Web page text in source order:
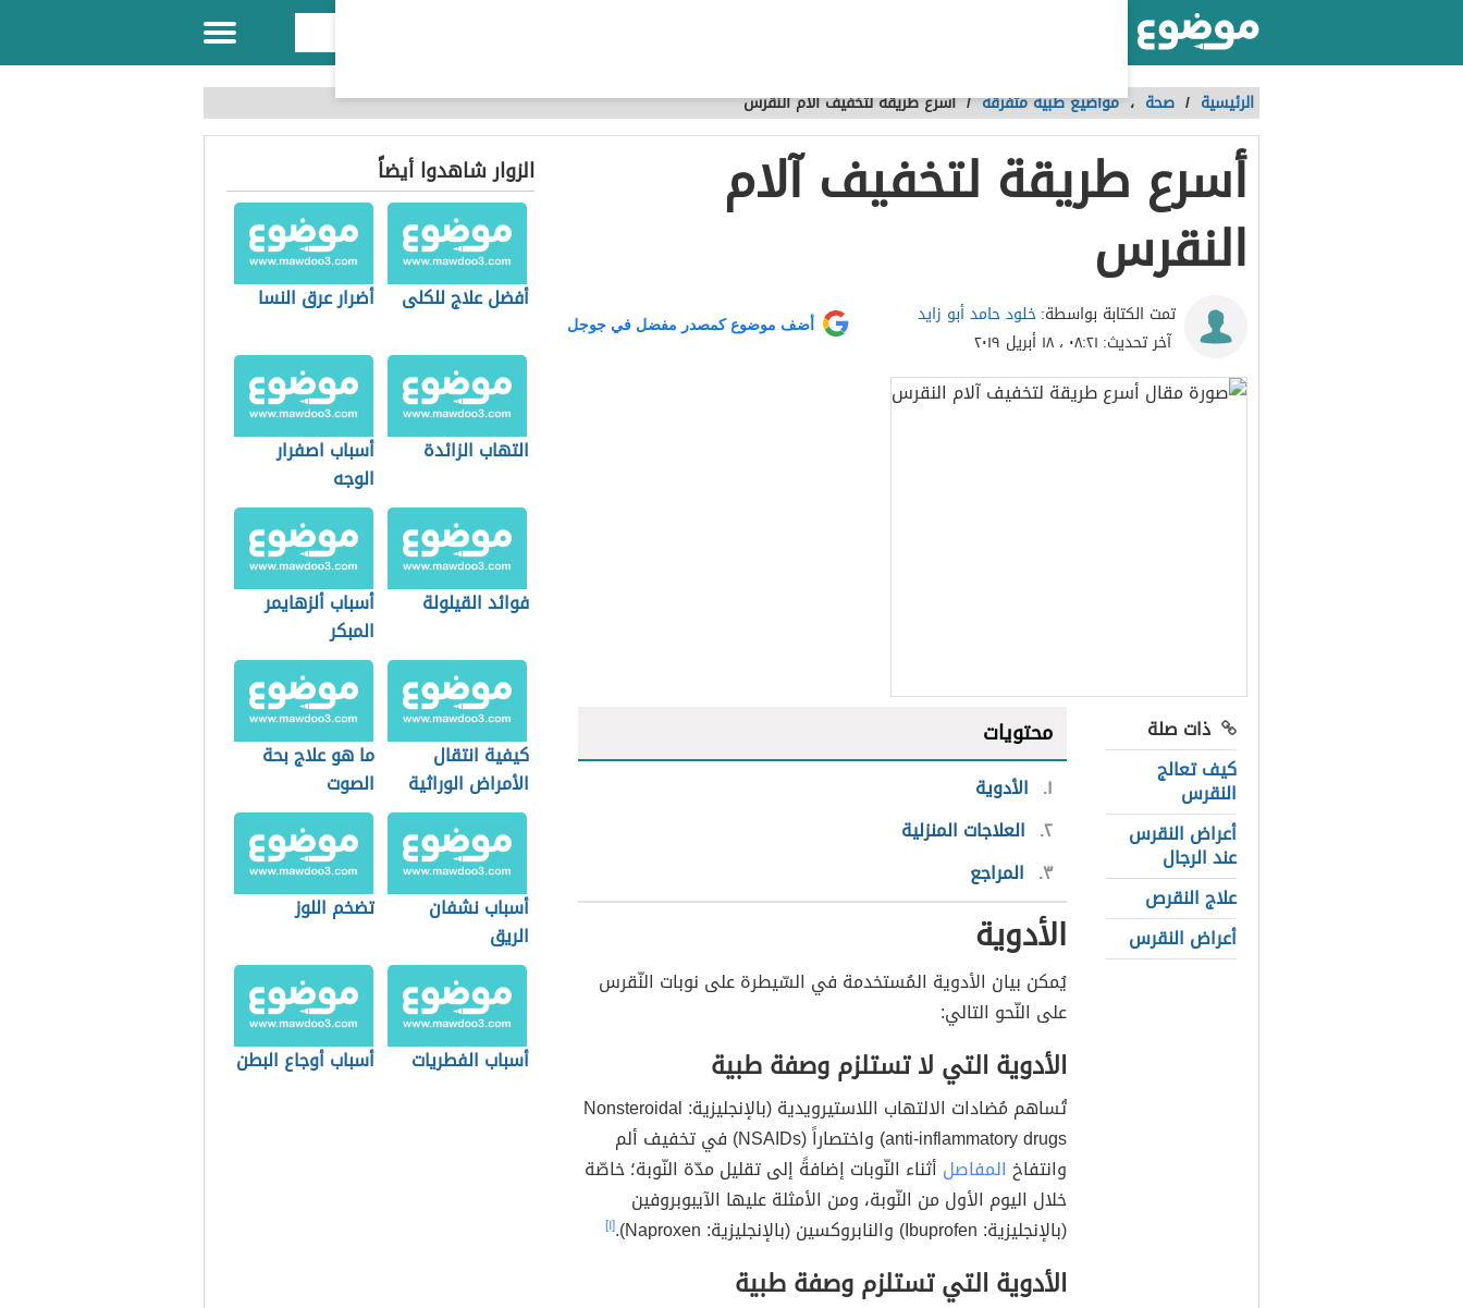
الرئيسية / صحة ،مواضيع طبية متفرقة /أسرع طريقة لتخفيف آلام النقرس
أسرع طريقة لتخفيف آلام
النقرس
تمت الكتابة بواسطة:خلود حامد أبو زايد
آخر تحديث: ٠٨:٢١ ، ١٨ أبريل ٢٠١٩
أضف موضوع كمصدر مفضل في جوجل
ذات صلة
كيف تعالج
النقرس
أعراض النقرس
عند الرجال
علاج النقرص
أعراض النقرس
محتويات
١ الأدوية
٢ العلاجات المنزلية
٣ المراجع
الأدوية
يُمكن بيان الأدوية المُستخدمة في السّيطرة على نوبات النّقرس
على النّحو التالي:
الأدوية التي لا تستلزم وصفة طبية
تُساهم مُضادات الالتهاب اللاستيرويدية (بالإنجليزية: Nonsteroidal
anti-inflammatory drugs) واختصاراً (NSAIDs) في تخفيف ألم
وانتفاخ المفاصل أثناء النّوبات إضافةً إلى تقليل مدّة النّوبة؛ خاصّة
خلال اليوم الأول من النّوبة، ومن الأمثلة عليها الآيبوبروفين
(بالإنجليزية: Ibuprofen) والنابروكسين (بالإنجليزية: Naproxen).
[١]
الأدوية التي تستلزم وصفة طبية
الزوار شاهدوا أيضاً
أفضل علاج للكلى أضرار عرق النسا
التهاب الزائدة
أسباب اصفرار
الوجه
فوائد القيلولة
أسباب ألزهايمر
المبكر
كيفية انتقال
الأمراض الوراثية
ما هو علاج بحة
الصوت
أسباب نشفان
الريق
تضخم اللوز
أسباب الفطريات أسباب أوجاع البطن